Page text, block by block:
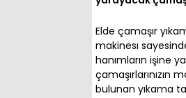
Elde çamaşır
makinesı
hanımların işine
çamaşırlarınızın
bulunan yıkama